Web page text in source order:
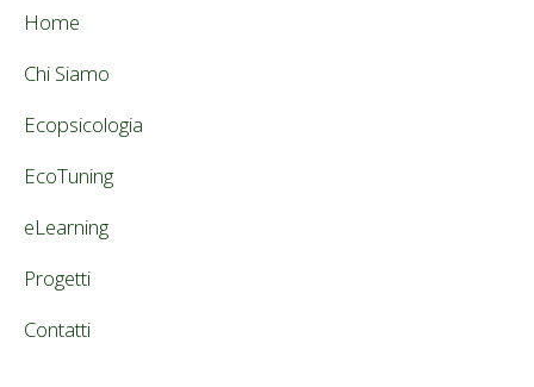
Home
Chi Siamo
Ecopsicologia
EcoTuning
eLearning
Progetti
Contatti